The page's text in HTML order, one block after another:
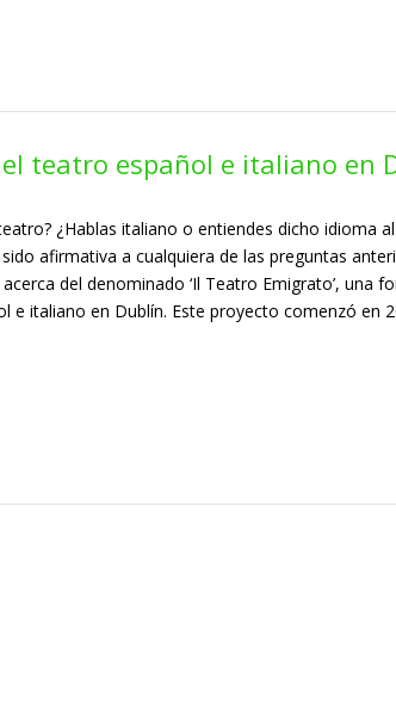
teatro español e italiano en
¿Hablas italiano o entiendes dicho idioma
afirmativa a cualquiera de las preguntas
del denominado ‘Il Teatro Emigrato’, una
e italiano en Dublín. Este proyecto comenzó en